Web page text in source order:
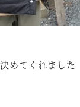
めてくれました